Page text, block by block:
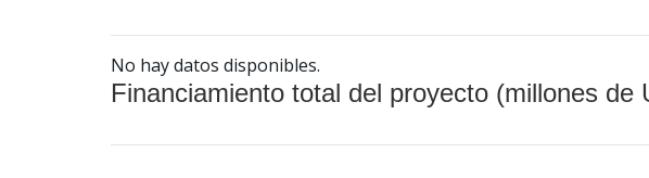
No hay datos disponibles.
Financiamiento total del proyecto (millones de